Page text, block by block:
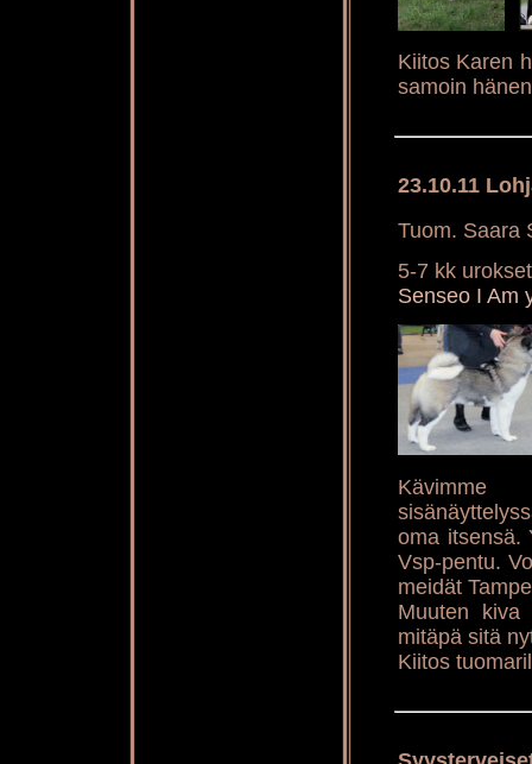
Kiitos Karen
samoin
23.10.11
Tuom. Saara
5-7 kk urokset
Senseo I Am
Kävimme
oma itsensä.
Vsp-pentu.
meidät
Muuten
mitäpä sitä
Kiitos